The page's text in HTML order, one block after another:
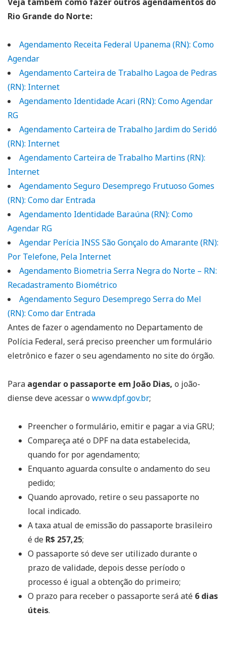
Rio Grande do Norte:
Agendamento Receita Federal Upanema (RN): Como
Agendar
Agendamento Carteira de Trabalho Lagoa de Pedras
(RN): Internet
Agendamento Identidade Acari (RN): Como Agendar
RG
Agendamento Carteira de Trabalho Jardim do Seridó
(RN): Internet
Agendamento Carteira de Trabalho Martins (RN):
Internet
Agendamento Seguro Desemprego Frutuoso Gomes
(RN): Como dar Entrada
Agendamento Identidade Baraúna (RN): Como
Agendar RG
Agendar Perícia INSS São Gonçalo do Amarante (RN):
Por Telefone, Pela Internet
Agendamento Biometria Serra Negra do Norte – RN:
Recadastramento Biométrico
Agendamento Seguro Desemprego Serra do Mel
(RN): Como dar Entrada
Antes de fazer o agendamento no Departamento de
Polícia Federal, será preciso preencher um formulário
eletrônico e fazer o seu agendamento no site do órgão.
Para agendar o passaporte em João Dias, o joão-
diense deve acessar o www.dpf.gov.br;
Preencher o formulário, emitir e pagar a via GRU;
Compareça até o DPF na data estabelecida,
quando for por agendamento;
Enquanto aguarda consulte o andamento do seu
pedido;
Quando aprovado, retire o seu passaporte no
local indicado.
A taxa atual de emissão do passaporte brasileiro
é de R$ 257,25;
O passaporte só deve ser utilizado durante o
prazo de validade, depois desse período o
processo é igual a obtenção do primeiro;
O prazo para receber o passaporte será até 6 dias
úteis.